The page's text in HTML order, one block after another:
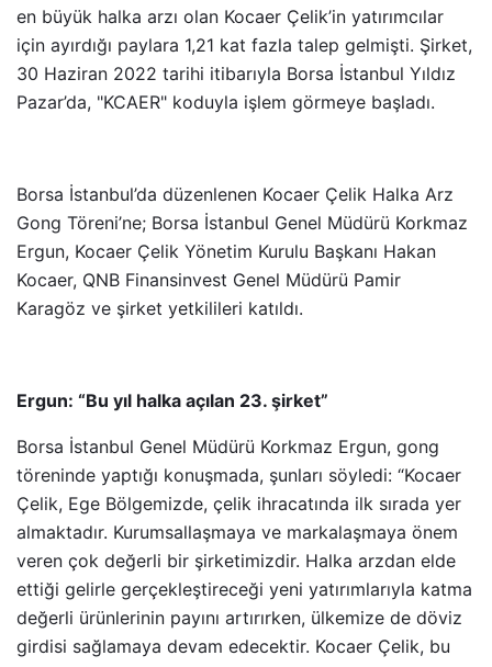
en büyük halka arzı olan Kocaer Çelik’in yatırımcılar
için ayırdığı paylara 1,21 kat fazla talep gelmişti. Şirket,
30 Haziran 2022 tarihi itibarıyla Borsa İstanbul Yıldız
Pazar’da, "KCAER" koduyla işlem görmeye başladı.
Borsa İstanbul’da düzenlenen Kocaer Çelik Halka Arz
Gong Töreni’ne; Borsa İstanbul Genel Müdürü Korkmaz
Ergun, Kocaer Çelik Yönetim Kurulu Başkanı Hakan
Kocaer, QNB Finansinvest Genel Müdürü Pamir
Karagöz ve şirket yetkilileri katıldı.
Ergun: “Bu yıl halka açılan 23. şirket”
Borsa İstanbul Genel Müdürü Korkmaz Ergun, gong
töreninde yaptığı konuşmada, şunları söyledi: “Kocaer
Çelik, Ege Bölgemizde, çelik ihracatında ilk sırada yer
almaktadır. Kurumsallaşmaya ve markalaşmaya önem
veren çok değerli bir şirketimizdir. Halka arzdan elde
ettiği gelirle gerçekleştireceği yeni yatırımlarıyla katma
değerli ürünlerinin payını artırırken, ülkemize de döviz
girdisi sağlamaya devam edecektir. Kocaer Çelik, bu